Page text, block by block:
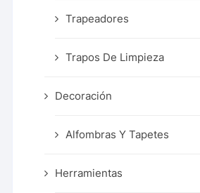
Trapeadores
Trapos De Limpieza
Decoración
Alfombras Y Tapetes
Herramientas